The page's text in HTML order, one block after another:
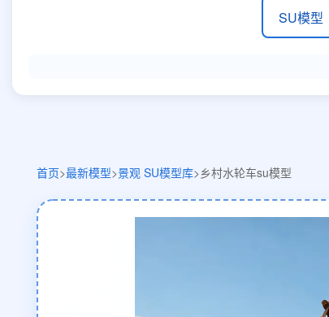
首页>最新模型>景观 SU模型库>乡村水轮车su模型